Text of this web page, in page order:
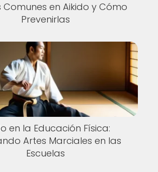
Comunes en Aikido y Cómo
Prevenirlas
en la Educación Física:
Artes Marciales en las
Escuelas